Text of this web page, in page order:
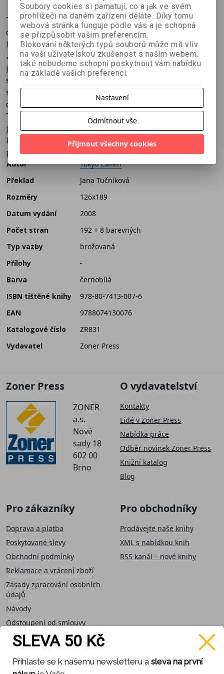
To, co se nachází pod systémem Tokijského metra, je
děsivější, než jste si kdy dokázali představit...
Hluboko pod Tokiem leží hranice mezi naším světem a
zemí mrtvých - po níž vás bude provázet tajemný mladík
jménem Seiya. V této sbírce hrůzostrašných povídek
sledujte spletité příběhy o smrti a prokletích tohoto
strašlivého podsvětí, kde nevinné mládí padá za oběť
duchům, číhajícím v podzemí Tokia.
Tato kniha je vytištěna ve stylu „manga“, v autentickém
japonském formátu zprava doleva. A protože žádná z
kreseb nebyla převrácena nebo nahrazena, čtenáři si
příběh vychutnají přesně tak, jak jeho tvůrci zamýšleli.
Autor
Tokyo Callen
Překlad
Jana Tučníková
Rozměry
126x189
Datum vydání
2008
Počet stran
192 + 8 barevných
Typ vazby
brožovaná
Přílohy
-
Barva
černobílá
ISBN tištěné knihy
978-80-7413-007-6
EAN
9788074130076
Katalogové číslo
ZR831
Vydavatel
Zoner Press
Zoner Press
ZONER
a.s.
Nové
sady 18
602 00
Brno
O vydavatelství
Kontakty
Lidé v Zoner Press
Nabídka práce
Odběr novinek Zoner Press
Knižní katalog
Blog
Pro zákazníky
Doprava a platba
Poskytované slevy
Obchodní podmínky
Reklamace a vrácení zboží
Zásady zpracování osobních
údajů
Návody
Odstoupení od smlouvy
Pro obchodníky
Prodávejte naše knihy
XML s nabídkou knih
RSS kanál – nové knihy
Přijímáme on-line
platby
Sledujte nás
Soubory cookies si pamatují, co a jak ve svém
prohlížeči na daném zařízení děláte. Díky tomu
webová stránka funguje podle vás a je schopná
se přizpůsobit vašim preferencím.
Blokování některých typů souborů může mít vliv
na vaši uživatelskou zkušenost s naším webem,
také nebudeme schopni poskytnout vám nabídku
na základě vašich preferencí.
Nastavení
Odmítnout vše
Přijmout všechny cookies
SLEVA 50 Kč
Přihlaste se k našemu newsletteru a sleva na první